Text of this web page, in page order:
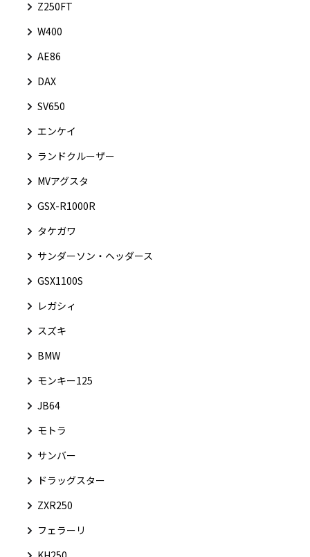
Z250FT
W400
AE86
DAX
SV650
エンケイ
ランドクルーザー
MVアグスタ
GSX-R1000R
タケガワ
サンダーソン・ヘッダース
GSX1100S
レガシィ
スズキ
BMW
モンキー125
JB64
モトラ
サンバー
ドラッグスター
ZXR250
フェラーリ